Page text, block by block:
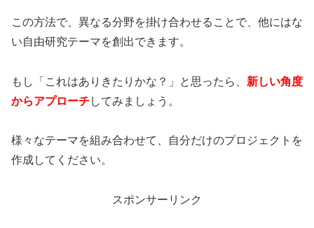
この方法で、異なる分野を掛け合わせることで、他にはな
い自由研究テーマを創出できます。
もし「これはありきたりかな？」と思ったら、 新しい角度
からアプローチしてみましょう。
様々なテーマを組み合わせて、自分だけのプロジェクトを
作成してください。
スポンサーリンク